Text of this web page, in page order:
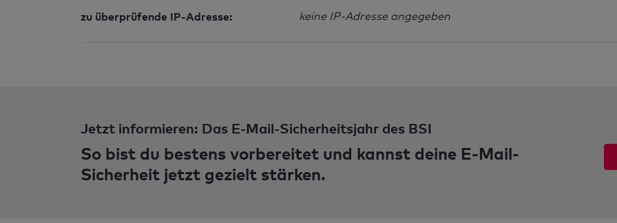
zu überprüfende IP-Adresse: keine IP-Adresse angegeben
Jetzt informieren: Das E-Mail-Sicherheitsjahr des BSI
So bist du bestens vorbereitet und kannst deine E-Mail-
Sicherheit jetzt gezielt stärken.